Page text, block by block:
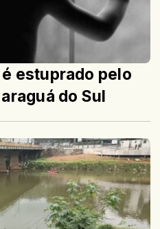
estuprado pelo
do Sul